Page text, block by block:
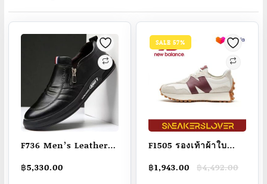
F736 Men’s Leather
Breathable Business
฿5,330.00
SALE 57%
F1505 รองเท้าผ้าใบ
แท้ 100% Original
฿4,492.00
Original
฿1,943.00
Current